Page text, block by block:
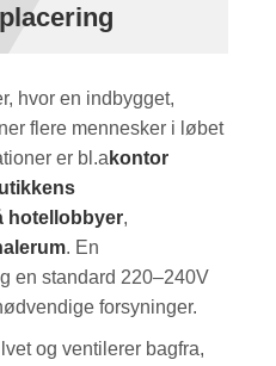
hvor en indbygget,
flere mennesker i løbet
er bl.a kontor
hotellobbyer,
. En
en standard 220–240V
forsyninger.
og ventilerer bagfra,